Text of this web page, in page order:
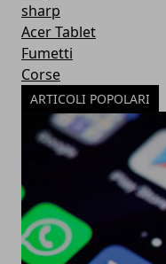
sharp
Acer Tablet
Fumetti
Corse
ARTICOLI POPOLARI